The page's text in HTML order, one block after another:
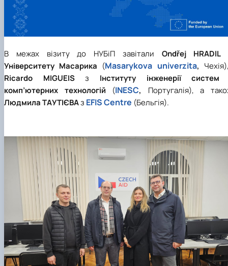
В межах візиту до НУБіП завітали Ondřej HRADIL
Університету Масарика (Masarykova univerzita,
Ricardo MIGUEIS
з Інституту інженерії систем
комп’ютерних технологій (INESC, Португалія), а
Людмила ТАУТІЄВАз EFIS Centre (Бельгія).